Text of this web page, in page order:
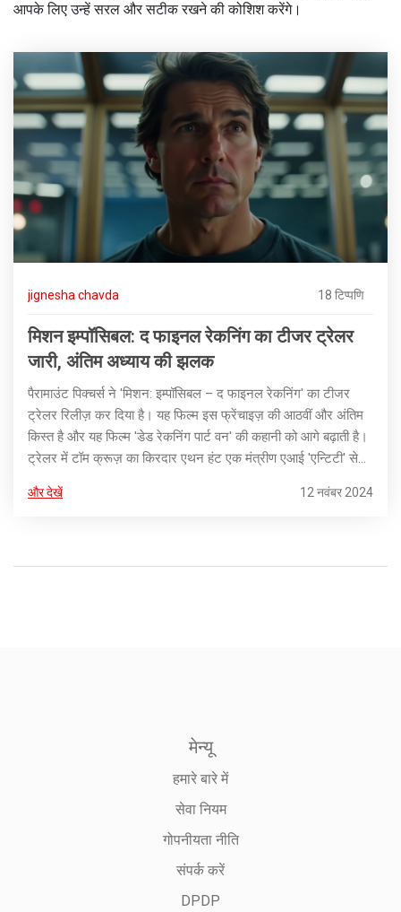
आपके लिए उन्हें सरल और सटीक रखने की कोशिश करेंगे।
jignesha chavda 18 टिप्पणि
मिशन इम्पॉसिबल: द फाइनल रेकनिंग का टीजर ट्रेलर
जारी, अंतिम अध्याय की झलक
पैरामाउंट पिक्चर्स ने 'मिशन: इम्पॉसिबल – द फाइनल रेकनिंग' का टीजर
ट्रेलर रिलीज़ कर दिया है। यह फिल्म इस फ्रेंचाइज़ की आठवीं और अंतिम
किस्त है और यह फिल्म 'डेड रेकनिंग पार्ट वन' की कहानी को आगे बढ़ाती है।
ट्रेलर में टॉम क्रूज़ का किरदार एथन हंट एक मंत्रीण एआई 'एन्टिटी' से
और इसमें कई प्रमुख सितारे शामिल हैं।
और देखें 12 नवंबर 2024
मेन्यू
हमारे बारे में
सेवा नियम
गोपनीयता नीति
संपर्क करें
DPDP